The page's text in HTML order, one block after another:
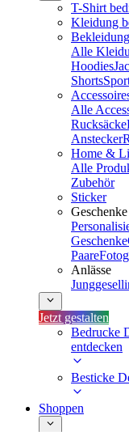
T-Shirt
Kleidung
Bekleidung
Alle
Hoodies
Shorts
Alle
Rucksäcke
Anstecker
Home &
Alle
Zubehör
Sticker
Geschenke
Geschenke
Paare
Anlässe
Jetzt gestalten
Bedrucke
entdecken
Besticke
Shoppen